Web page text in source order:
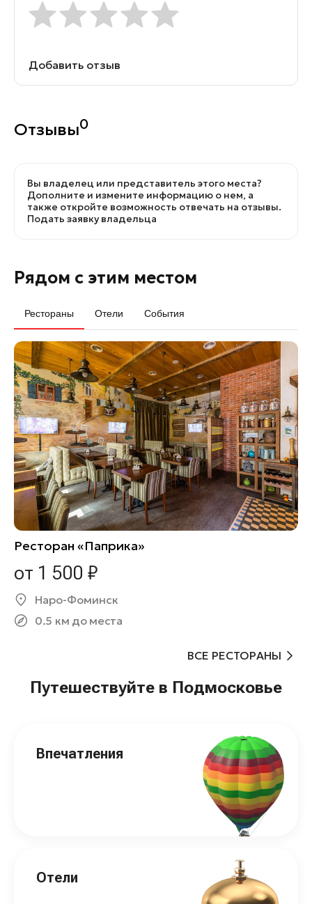
Добавить отзыв
Отзывы0
Вы владелец или представитель этого места?
Дополните и измените информацию о нем, а
также откройте возможность отвечать на отзывы.
Подать заявку владельца
Рядом с этим местом
Рестораны Отели События
Ресторан «Паприка»
от 1 500 ₽
Наро-Фоминск
0.5 км до места
ВСЕ РЕСТОРАНЫ
Путешествуйте в Подмосковье
Впечатления
Отели